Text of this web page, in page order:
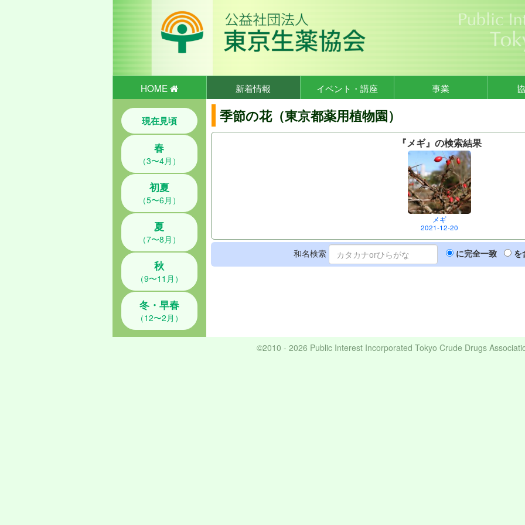
HOME 新着情報 イベント・講座 事業
現在見頃
春
（3〜4月）
初夏
（5〜6月）
夏
（7〜8月）
秋
（9〜11月）
冬・早春
（12〜2月）
季節の花（東京都薬用植物園）
『メギ』の検索結果
メギ
2021-12-20
和名検索 に完全一致 を
©2010 - 2026 Public Interest Incorporated Tokyo Crude Drugs